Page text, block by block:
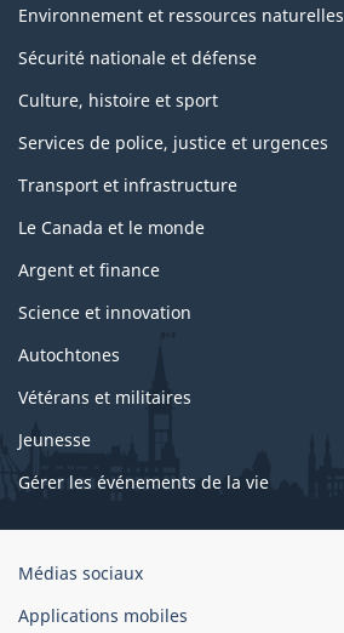
Environnement et ressources naturelles
Sécurité nationale et défense
Culture, histoire et sport
Services de police, justice et urgences
Transport et infrastructure
Le Canada et le monde
Argent et finance
Science et innovation
Autochtones
Vétérans et militaires
Jeunesse
Gérer les événements de la vie
Organisation
gouvernement
Médias sociaux
Applications mobiles